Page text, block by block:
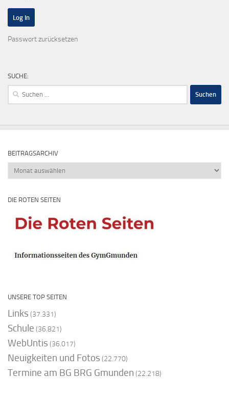
Passwort zurücksetzen
SUCHE:
Suchen
BEITRAGSARCHIV
Beitragsarchiv
DIE ROTEN SEITEN
UNSERE TOP SEITEN
Links (37.331)
Schule (36.821)
WebUntis (36.017)
Neuigkeiten und Fotos (22.770)
Termine am BG BRG Gmunden (22.218)